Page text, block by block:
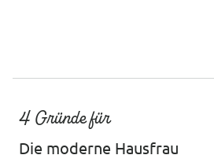
4 Gründe für
Die moderne Hausfrau